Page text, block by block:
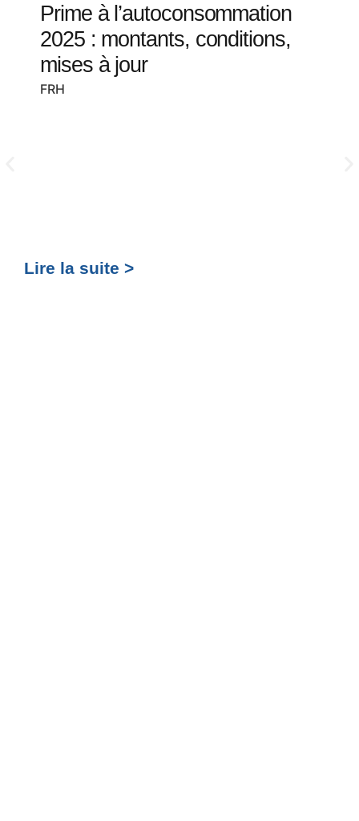
Prime à l’autoconsommation
2025 : montants, conditions,
mises à jour
FRH
Lire la suite >